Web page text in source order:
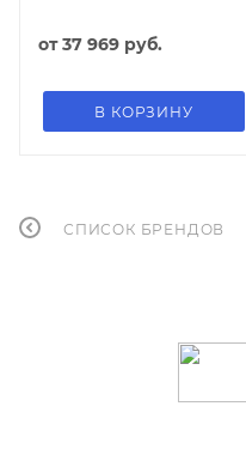
от37 969 руб.
В КОРЗИНУ
СПИСОК БРЕНДОВ